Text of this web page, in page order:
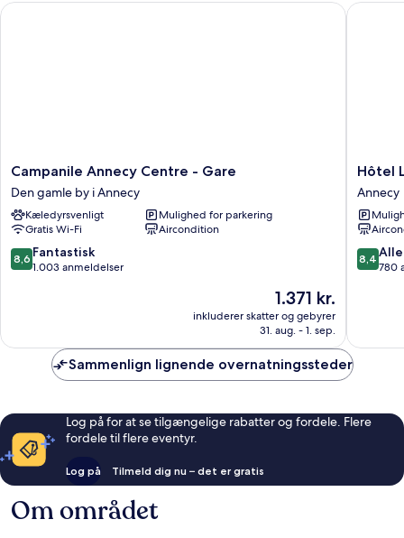
2
Campanile
Annecy
Centre
-
Gare
Den
gamle
Campanile Annecy Centre - Gare
Den gamle by i Annecy
Kæledyrsvenligt
Mulighed for parkering
Gratis Wi-Fi
Aircondition
8.6
ud
anmeldelser
8,6 Fantastisk
1.003 anmeldelser
Prisen
1.371 kr.
1.371 kr.
inkluderer skatter og gebyrer
31. aug. - 1. sep.
Campanile Annecy Centre - Gare
Hôtel
Les
Muses
Annecy
Hôtel
Annecy
8.4
ud
8,4
780
Hôtel
Sammenlign lignende overnatningssteder
Log på for at se tilgængelige rabatter og fordele. Flere
fordele til flere eventyr.
Log på Tilmeld dig nu – det er gratis
Om området